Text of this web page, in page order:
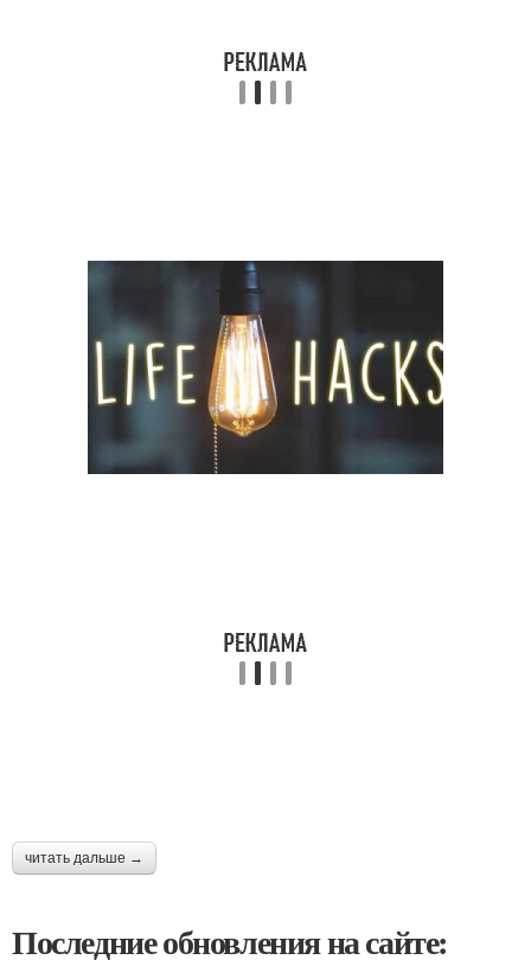
читать дальше →
Последние обновления на сайте: